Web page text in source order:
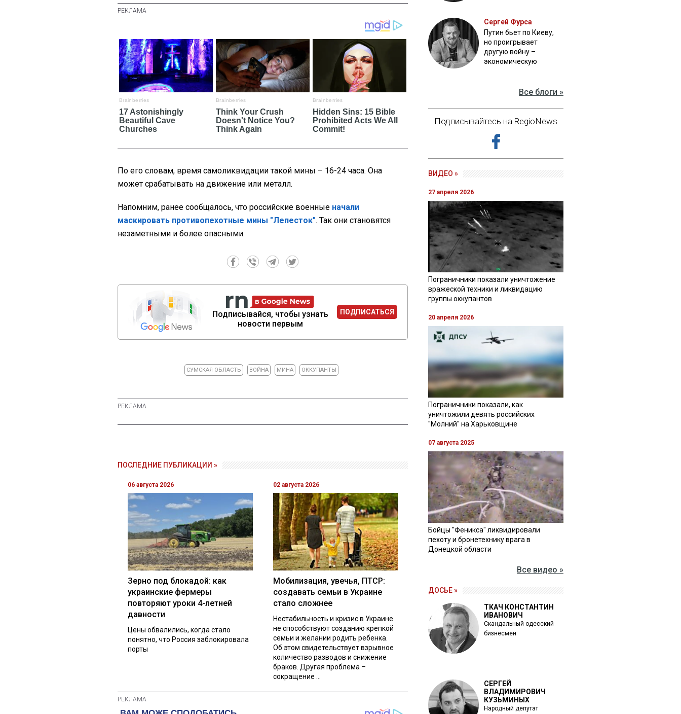
По его словам, время самоликвидации такой мины – 16-24 часа. Она
может срабатывать на движение или металл.
Напомним, ранее сообщалось, что российские военные начали
маскировать противопехотные мины "Лепесток". Так они становятся
незаметными и более опасными.
Подписывайся, чтобы узнать
новости первым
ПОДПИСАТЬСЯ
СУМСКАЯ ОБЛАСТЬ ВОЙНА МИНА ОККУПАНТЫ
ПОСЛЕДНИЕ ПУБЛИКАЦИИ »
06 августа 2026
Зерно под блокадой: как
украинские фермеры
повторяют уроки 4-летней
давности
Цены обвалились, когда стало
понятно, что Россия заблокировала
порты
02 августа 2026
Мобилизация, увечья, ПТСР:
создавать семьи в Украине
стало сложнее
Нестабильность и кризис в Украине
не способствуют созданию крепкой
семьи и желании родить ребенка.
Об этом свидетельствует взрывное
количество разводов и снижение
браков. Другая проблема –
сокращение ...
Сергей Фурса
Путин бьет по Киеву,
но проигрывает
другую войну –
экономическую
Все блоги »
Подписывайтесь на RegioNews
ВИДЕО »
27 апреля 2026
Пограничники показали уничтожение
вражеской техники и ликвидацию
группы оккупантов
20 апреля 2026
Пограничники показали, как
уничтожили девять российских
"Молний" на Харьковщине
07 августа 2025
Бойцы "Феникса" ликвидировали
пехоту и бронетехнику врага в
Донецкой области
Все видео »
ДОСЬЕ »
ТКАЧ КОНСТАНТИН
ИВАНОВИЧ
Скандальный одесский
бизнесмен
СЕРГЕЙ
ВЛАДИМИРОВИЧ
КУЗЬМИНЫХ
Народный депутат